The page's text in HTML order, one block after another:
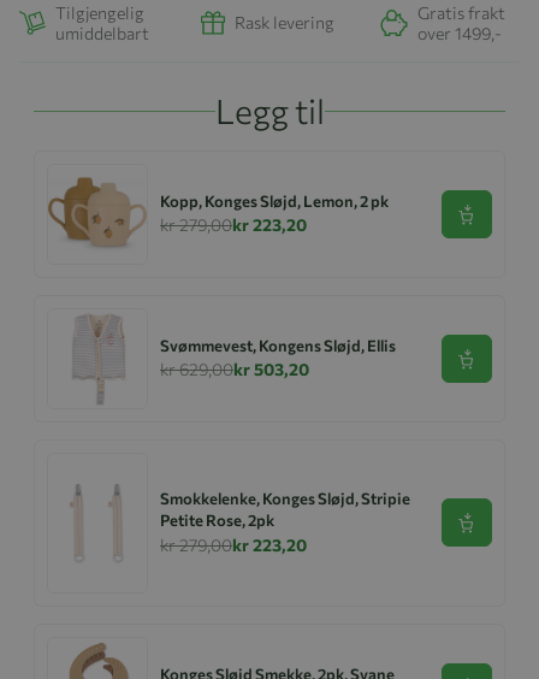
Tilgjengelig
umiddelbart
Rask levering
Gratis frakt
over 1499,-
Legg til
Kopp, Konges Sløjd, Lemon, 2 pk
kr 279,00kr 223,20 Se
Svømmevest, Kongens Sløjd, Ellis
kr 629,00kr 503,20 Se
Smokkelenke, Konges Sløjd, Stripie
Petite Rose, 2pk
kr 279,00kr 223,20
Se
Konges Sløjd Smekke, 2pk, Svane